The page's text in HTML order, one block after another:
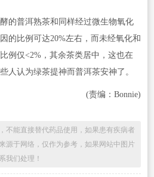
普洱熟茶和同样经过微生物氧化
的比例可达20%左右，而未经氧化和
例仅<2%，其余茶类居中，这也在
人认为绿茶提神而普洱茶安神了。
(责编：Bonnie)
不能直接替代药品使用，如果患有疾病者
源于网络，仅作为参考，如果网站中图片
我们处理！